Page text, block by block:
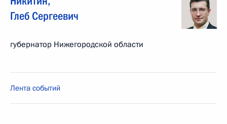
Глеб Сергеевич
губернатор Нижегородской области
Лента событий